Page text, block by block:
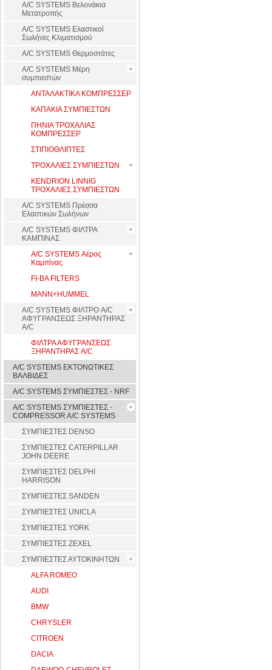
A/C SYSTEMS Βελονάκια
Μετατροπής
A/C SYSTEMS Ελαστικοί
Σωλήνες Κλιματισμού
A/C SYSTEMS Θερμοστάτες
A/C SYSTEMS Μέρη
συμπιεστών
ΑΝΤΑΛΑΚΤΙΚΑ ΚΟΜΠΡΕΣΣΕΡ
ΚΑΠΑΚΙΑ ΣΥΜΠΙΕΣΤΩΝ
ΠΗΝΙΑ ΤΡΟΧΑΛΙΑΣ
ΚΟΜΠΡΕΣΣΕΡ
ΣΤΙΠΙΟΘΛΙΠΤΕΣ
ΤΡΟΧΑΛΙΕΣ ΣΥΜΠΙΕΣΤΩΝ
KENDRION LINNIG
ΤΡΟΧΑΛΙΕΣ ΣΥΜΠΙΕΣΤΩΝ
A/C SYSTEMS Πρέσσα
Ελαστικών Σωλήνων
A/C SYSTEMS ΦΙΛΤΡΑ
ΚΑΜΠΙΝΑΣ
A/C SYSTEMS Αέρος
Καμπίνας
FI-BA FILTERS
MANN+HUMMEL
A/C SYSTEMS ΦΙΛΤΡΟ A/C
ΑΦΥΓΡΑΝΣΕΩΣ ΞΗΡΑΝΤΗΡΑΣ
A/C
ΦΙΛΤΡΑ ΑΦΥΓΡΑΝΣΕΩΣ
ΞΗΡΑΝΤΗΡΑΣ A/C
A/C SYSTEMS ΕΚΤΟΝΩΤΙΚΕΣ
ΒΑΛΒΙΔΕΣ
A/C SYSTEMS ΣΥΜΠΙΕΣΤΕΣ - NRF
A/C SYSTEMS ΣΥΜΠΙΕΣΤΕΣ -
COMPRESSOR A/C SYSTEMS
ΣΥΜΠΙΕΣΤΕΣ DENSO
ΣΥΜΠΙΕΣΤΕΣ CATERPILLAR
JOHN DEERE
ΣΥΜΠΙΕΣΤΕΣ DELPHI
HARRISON
ΣΥΜΠΙΕΣΤΕΣ SANDEN
ΣΥΜΠΙΕΣΤΕΣ UNICLA
ΣΥΜΠΙΕΣΤΕΣ YORK
ΣΥΜΠΙΕΣΤΕΣ ZEXEL
ΣΥΜΠΙΕΣΤΕΣ ΑΥΤΟΚΙΝΗΤΩΝ
ALFA ROMEO
AUDI
BMW
CHRYSLER
CITROEN
DACIA